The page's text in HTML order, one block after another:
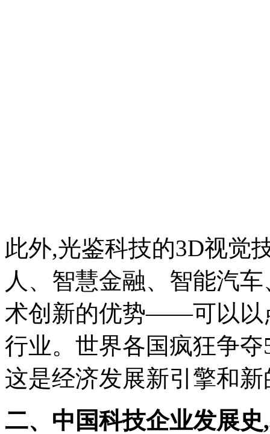
此外,光鉴科技的3D视觉
人、智慧金融、智能汽
术创新的优势——可以以
行业。世界各国疯狂争
这是经济发展新引擎和
二、 中国科技企业发展